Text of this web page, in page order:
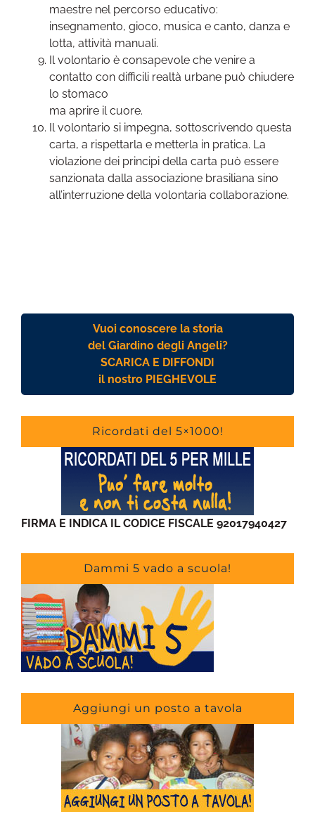
maestre nel percorso educativo:
insegnamento, gioco, musica e canto, danza e
lotta, attività manuali.
Il volontario è consapevole che venire a
contatto con difficili realtà urbane può chiudere
lo stomaco
ma aprire il cuore.
Il volontario si impegna, sottoscrivendo questa
carta, a rispettarla e metterla in pratica. La
violazione dei principi della carta può essere
sanzionata dalla associazione brasiliana sino
all’interruzione della volontaria collaborazione.
Vuoi conoscere la storia
del Giardino degli Angeli?
SCARICA E DIFFONDI
il nostro PIEGHEVOLE
Ricordati del 5×1000!
FIRMA E INDICA IL CODICE FISCALE 92017940427
Dammi 5 vado a scuola!
Aggiungi un posto a tavola